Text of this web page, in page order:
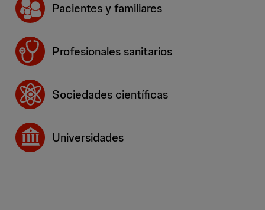
Pacientes y familiares
Profesionales sanitarios
Sociedades científicas
Universidades